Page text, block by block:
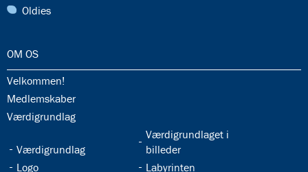
31.0:
Oldies
32.0:
OM OS
32.1:
Velkommen!
32.2:
Medlemskaber
32.3:
Værdigrundlag
32.4:
Værdigrundlag
32.5:
Værdigrundlaget i
billeder
32.6:
Logo 32.7:
Labyrinten